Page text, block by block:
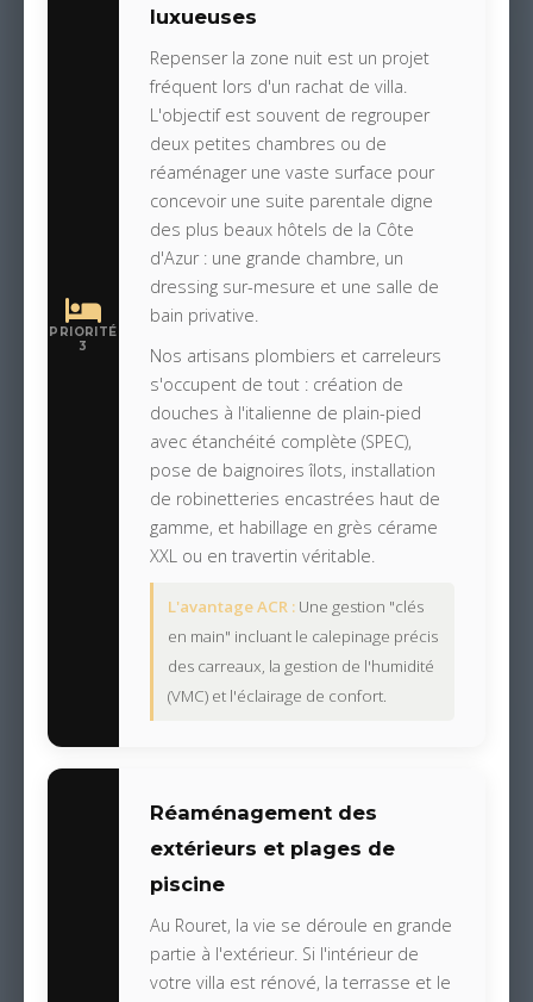
PRIORITÉ
3
luxueuses
Repenser la zone nuit est un projet
fréquent lors d'un rachat de villa.
L'objectif est souvent de regrouper
deux petites chambres ou de
réaménager une vaste surface pour
concevoir une suite parentale digne
des plus beaux hôtels de la Côte
d'Azur : une grande chambre, un
dressing sur-mesure et une salle de
bain privative.
Nos artisans plombiers et carreleurs
s'occupent de tout : création de
douches à l'italienne de plain-pied
avec étanchéité complète (SPEC),
pose de baignoires îlots, installation
de robinetteries encastrées haut de
gamme, et habillage en grès cérame
XXL ou en travertin véritable.
L'avantage ACR : Une gestion "clés
en main" incluant le calepinage précis
des carreaux, la gestion de l'humidité
(VMC) et l'éclairage de confort.
Réaménagement des
extérieurs et plages de
piscine
Au Rouret, la vie se déroule en grande
partie à l'extérieur. Si l'intérieur de
votre villa est rénové, la terrasse et le